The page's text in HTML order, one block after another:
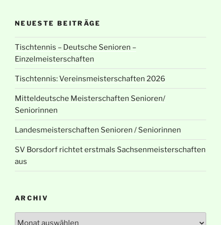
NEUESTE BEITRÄGE
Tischtennis – Deutsche Senioren –
Einzelmeisterschaften
Tischtennis: Vereinsmeisterschaften 2026
Mitteldeutsche Meisterschaften Senioren/
Seniorinnen
Landesmeisterschaften Senioren / Seniorinnen
SV Borsdorf richtet erstmals Sachsenmeisterschaften
aus
ARCHIV